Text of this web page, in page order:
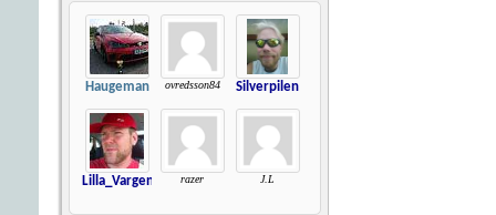
Haugeman ovredsson84 Silverpilen
Lilla_Vargen razer J.L